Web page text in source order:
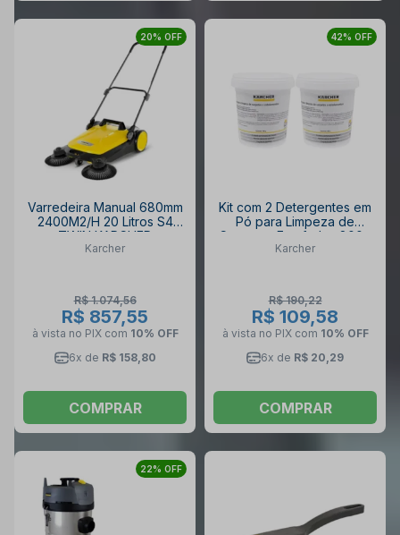
20% OFF
Varredeira Manual 680mm
2400M2/H 20 Litros S4
TWIN KARCHER
Karcher
R$ 1.074,56
R$ 857,55
à vista no PIX com 10% OFF
6x de R$ 158,80
COMPRAR
42% OFF
Kit com 2 Detergentes em
Pó para Limpeza de
Carpetes Estofados 800g
RM 760 KARCHER
Karcher
R$ 190,22
R$ 109,58
à vista no PIX com 10% OFF
6x de R$ 20,29
COMPRAR
22% OFF